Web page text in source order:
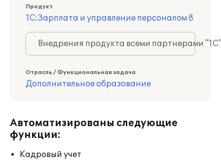
Продукт
1С:Зарплата и управление персоналом 8
Внедрения продукта всеми партнерами
Отрасль / Функциональная задача
Дополнительное образование
Автоматизированы следующие
функции:
Кадровый учет